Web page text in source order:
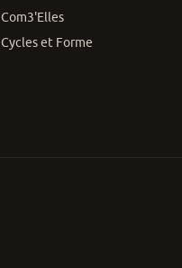
Com3'Elles
Cycles et Forme